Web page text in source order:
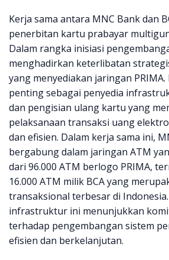
Kerja sama antara MNC Bank dan
penerbitan kartu prabayar
Dalam rangka inisiasi
menghadirkan keterlibatan
yang menyediakan jaringan
penting sebagai penyedia
dan pengisian ulang kartu yang
pelaksanaan transaksi uang
dan efisien. Dalam kerja sama ini,
bergabung dalam jaringan ATM
dari 96.000 ATM berlogo PRIMA,
16.000 ATM milik BCA yang
transaksional terbesar di
infrastruktur ini menunjukkan
terhadap pengembangan sistem
efisien dan berkelanjutan.